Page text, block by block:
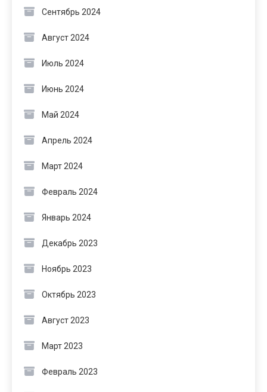
Сентябрь 2024
Август 2024
Июль 2024
Июнь 2024
Май 2024
Апрель 2024
Март 2024
Февраль 2024
Январь 2024
Декабрь 2023
Ноябрь 2023
Октябрь 2023
Август 2023
Март 2023
Февраль 2023